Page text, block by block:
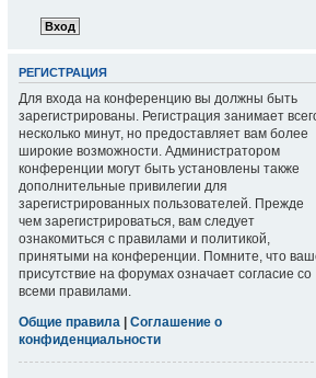
РЕГИСТРАЦИЯ
Для входа на конференцию вы должны быть
зарегистрированы. Регистрация занимает
несколько минут, но предоставляет вам более
широкие возможности. Администратором
конференции могут быть установлены также
дополнительные привилегии для
зарегистрированных пользователей. Прежде
чем зарегистрироваться, вам следует
ознакомиться с правилами и политикой,
принятыми на конференции. Помните, что
присутствие на форумах означает согласие со
всеми правилами.
Общие правила | Соглашение о
конфиденциальности